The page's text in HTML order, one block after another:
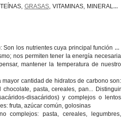
GRASAS, VITAMINAS, MINERALES
Son los nutrientes cuya principal función es
nos permiten tener la energía necesaria
mantener la temperatura de nuestro
cantidad de hidratos de carbono son:
pasta, cereales, pan... Distinguir
disacáridos) y complejos o lentos
fruta, azúcar común, golosinas
complejos: pasta, cereales, legumbres,